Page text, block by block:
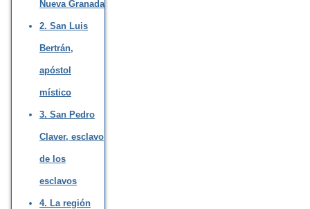
Nueva Granada
2. San Luis
Bertrán,
apóstol
místico
3. San Pedro
Claver, esclavo
de los
esclavos
4. La región